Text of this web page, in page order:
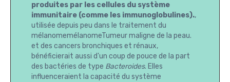
produites par les cellules du système
immunitaire (comme les immunoglobulines).,
utilisée depuis peu dans le traitement du
mélanomemélanomeTumeur maligne de la peau.
et des cancers bronchiques et rénaux,
bénéficierait aussi d'un coup de pouce de la part
des bactéries de type Bacteroides. Elles
influenceraient la capacité du système